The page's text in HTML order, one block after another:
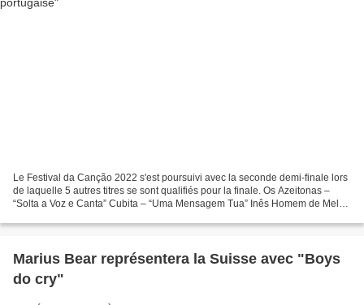
Le Festival da Canção 2022 s'est poursuivi avec la seconde demi-finale lors
de laquelle 5 autres titres se sont qualifiés pour la finale. Os Azeitonas –
“Solta a Voz e Canta” Cubita – “Uma Mensagem Tua” Inês Homem de Melo
Marius Bear représentera la Suisse avec "Boys
do cry"